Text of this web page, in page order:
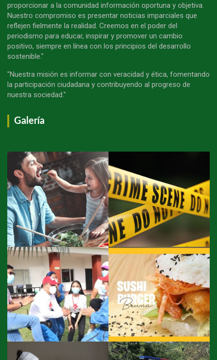
proporcionar a la comunidad información oportuna y objetiva.
Nuestro compromiso es presentar noticias imparciales que
reflejen fielmente la realidad. Creemos en el poder del
periodismo para educar, inspirar y promover un cambio
positivo, siempre en línea con los principios del desarrollo
sostenible."
"Nuestra misión es informar con veracidad y ética, fomentando
la participación ciudadana y contribuyendo al progreso de
nuestra sociedad."
Galería